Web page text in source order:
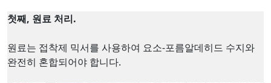
첫째, 원료 처리.
원료는 접착제 믹서를 사용하여 요소-포름알데히드 수지와
완전히 혼합되어야 합니다.